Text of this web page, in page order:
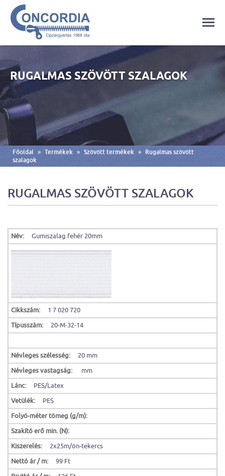
RUGALMAS SZÖVÖTT SZALAGOK
Főoldal » Termékek » Szövött termékek » Rugalmas szövött
szalagok
RUGALMAS SZÖVÖTT SZALAGOK
Név: Gumiszalag fehér 20mm
Cikkszám:
1 7 020 720
Típusszám:
20-M-32-14
Névleges szélesség:
20 mm
Névleges vastagság:
mm
Lánc:
PES/Latex
Vetülék:
PES
Folyó-méter tömeg (g/m):
Szakító erő min. (N):
Kiszerelés:
2x25m/ön-tekercs
Nettó ár / m:
99 Ft